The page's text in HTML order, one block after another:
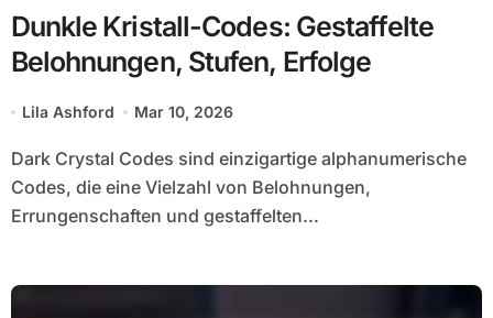
Dunkle Kristall-Codes: Gestaffelte
Belohnungen, Stufen, Erfolge
Lila Ashford Mar 10, 2026
Dark Crystal Codes sind einzigartige alphanumerische
Codes, die eine Vielzahl von Belohnungen,
Errungenschaften und gestaffelten...